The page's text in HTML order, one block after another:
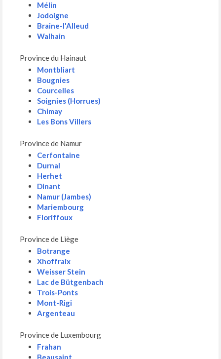
Mélin
Jodoigne
Braine-l'Alleud
Walhain
Province du Hainaut
Montbliart
Bougnies
Courcelles
Soignies (Horrues)
Chimay
Les Bons Villers
Province de Namur
Cerfontaine
Durnal
Herhet
Dinant
Namur (Jambes)
Mariembourg
Floriffoux
Province de Liège
Botrange
Xhoffraix
Weisser Stein
Lac de Bütgenbach
Trois-Ponts
Mont-Rigi
Argenteau
Province de Luxembourg
Frahan
Beausaint